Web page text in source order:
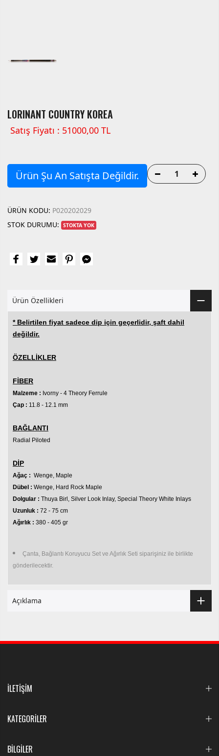
LORINANT COUNTRY KOREA
Satış Fiyatı : 51000,00 TL
Ürün Şu An Satışta Değildir.
ÜRÜN KODU: P020202029
STOK DURUMU:
STOKTA YOK
Ürün Özellikleri
* Belirtilen fiyat sadece dip için geçerlidir, şaft dahil
değildir.
ÖZELLİKLER
FİBER
Malzeme : Ivorny - 4 Theory Ferrule
Çap : 11.8 - 12.1 mm
BAĞLANTI
Radial Piloted
DİP
Ağaç : Wenge, Maple
Dübel : Wenge, Hard Rock Maple
Dolgular : Thuya Birl, Silver Look Inlay, Special Theory White Inlays
Uzunluk : 72 - 75 cm
Ağırlık : 380 - 405 gr
Çanta, Bağlantı Koruyucu Set ve Ağırlık Seti siparişiniz ile birlikte
gönderilecektir.
Açıklama
İLETİŞİM
KATEGORİLER
BİLGİLER